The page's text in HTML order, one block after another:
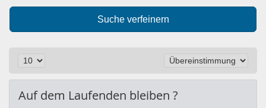
Suche verfeinern
Auf dem Laufenden bleiben ?